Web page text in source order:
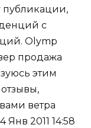
публикации,
с
Olymp
продажа
этим
ветра
2011 14:58